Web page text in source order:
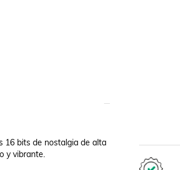
16 bits de nostalgia de alta
y vibrante.